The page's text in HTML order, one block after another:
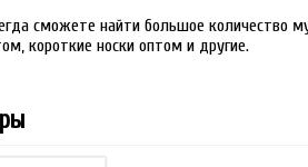
сможете найти большое количество
короткие носки оптом и другие.